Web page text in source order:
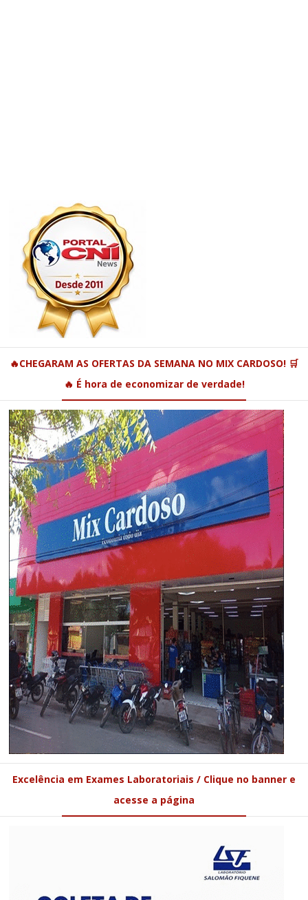
🔥CHEGARAM AS OFERTAS DA SEMANA NO MIX CARDOSO! 🛒
🔥 É hora de economizar de verdade!
Excelência em Exames Laboratoriais / Clique no banner e
acesse a página